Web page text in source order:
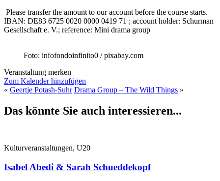
Please transfer the amount to our account before the course starts.
IBAN: DE83 6725 0020 0000 0419 71 ; account holder: Schurman
Gesellschaft e. V.; reference: Mini drama group
Foto: infofondoinfinito0 / pixabay.com
Veranstaltung merken
Zum Kalender hinzufügen
« Geertje Potash-Suhr Drama Group – The Wild Things »
Das könnte Sie auch interessieren...
Kulturveranstaltungen, U20
Isabel Abedi & Sarah Schueddekopf